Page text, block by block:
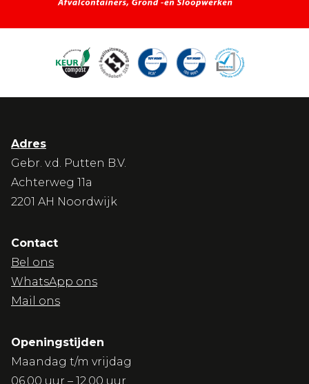
Adres
Gebr. v.d. Putten B.V.
Achterweg 11a
2201 AH Noordwijk
Contact
Bel ons
WhatsApp ons
Mail ons
Openingstijden
Maandag t/m vrijdag
06.00 uur – 12.00 uur